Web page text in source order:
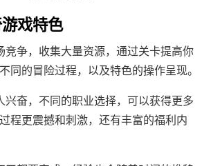
戏特色
竞争，收集大量资源，通过关卡提高你
同的冒险过程，以及特色的操作呈现。
兴奋，不同的职业选择，可以获得更多
程更震撼和刺激，还有丰富的福利内